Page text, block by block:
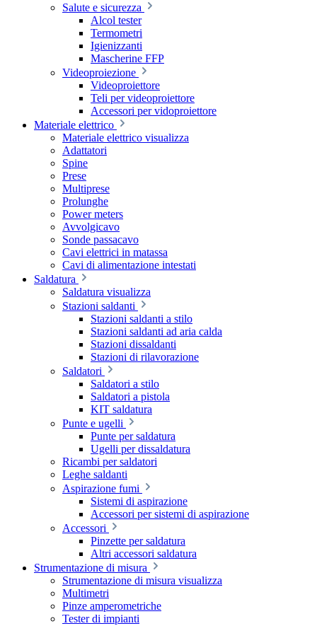
Salute e sicurezza
Alcol tester
Termometri
Igienizzanti
Mascherine FFP
Videoproiezione
Videoproiettore
Teli per videoproiettore
Accessori per vidoproiettore
Materiale elettrico
Materiale elettrico visualizza
Adattatori
Spine
Prese
Multiprese
Prolunghe
Power meters
Avvolgicavo
Sonde passacavo
Cavi elettrici in matassa
Cavi di alimentazione intestati
Saldatura
Saldatura visualizza
Stazioni saldanti
Stazioni saldanti a stilo
Stazioni saldanti ad aria calda
Stazioni dissaldanti
Stazioni di rilavorazione
Saldatori
Saldatori a stilo
Saldatori a pistola
KIT saldatura
Punte e ugelli
Punte per saldatura
Ugelli per dissaldatura
Ricambi per saldatori
Leghe saldanti
Aspirazione fumi
Sistemi di aspirazione
Accessori per sistemi di aspirazione
Accessori
Pinzette per saldatura
Altri accessori saldatura
Strumentazione di misura
Strumentazione di misura visualizza
Multimetri
Pinze amperometriche
Tester di impianti